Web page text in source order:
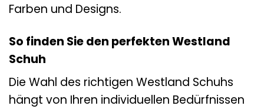
Farben und Designs.
So finden Sie den perfekten Westland
Schuh
Die Wahl des richtigen Westland Schuhs
hängt von Ihren individuellen Bedürfnissen